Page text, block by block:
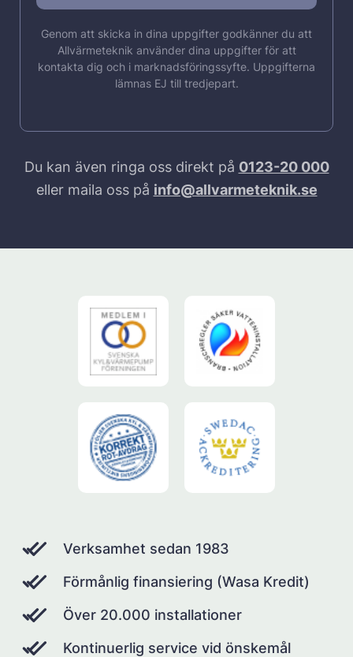
Genom att skicka in dina uppgifter godkänner du att
Allvärmeteknik använder dina uppgifter för att
kontakta dig och i marknadsföringssyfte. Uppgifterna
lämnas EJ till tredjepart.
Du kan även ringa oss direkt på 0123-20 000
eller maila oss på info@allvarmeteknik.se
Verksamhet sedan 1983
Förmånlig finansiering (Wasa Kredit)
Över 20.000 installationer
Kontinuerlig service vid önskemål